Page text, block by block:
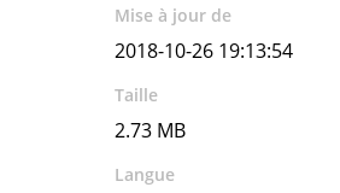
Mise à jour de
2018-10-26 19:13:54
Taille
2.73 MB
Langue